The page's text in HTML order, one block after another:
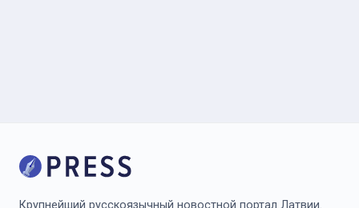
Крупнейший русскоязычный новостной портал Латвии.